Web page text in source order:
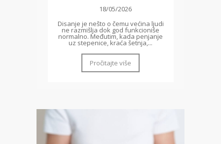
18/05/2026
Disanje je nešto o čemu većina ljudi
ne razmišlja dok god funkcioniše
normalno. Međutim, kada penjanje
uz stepenice, kraća šetnja,...
Pročitajte više